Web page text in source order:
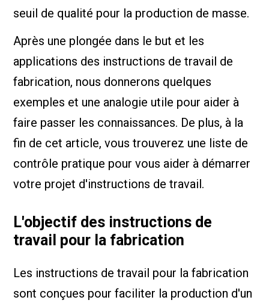
seuil de qualité pour la production de masse.
Après une plongée dans le but et les
applications des instructions de travail de
fabrication, nous donnerons quelques
exemples et une analogie utile pour aider à
faire passer les connaissances. De plus, à la
fin de cet article, vous trouverez une liste de
contrôle pratique pour vous aider à démarrer
votre projet d'instructions de travail.
L'objectif des instructions de
travail pour la fabrication
Les instructions de travail pour la fabrication
sont conçues pour faciliter la production d'un